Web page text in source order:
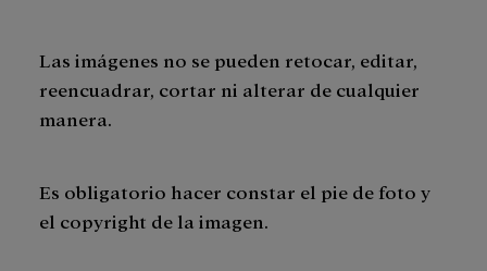
Las imágenes no se pueden retocar, editar,
reencuadrar, cortar ni alterar de cualquier
manera.
Es obligatorio hacer constar el pie de foto y
el copyright de la imagen.